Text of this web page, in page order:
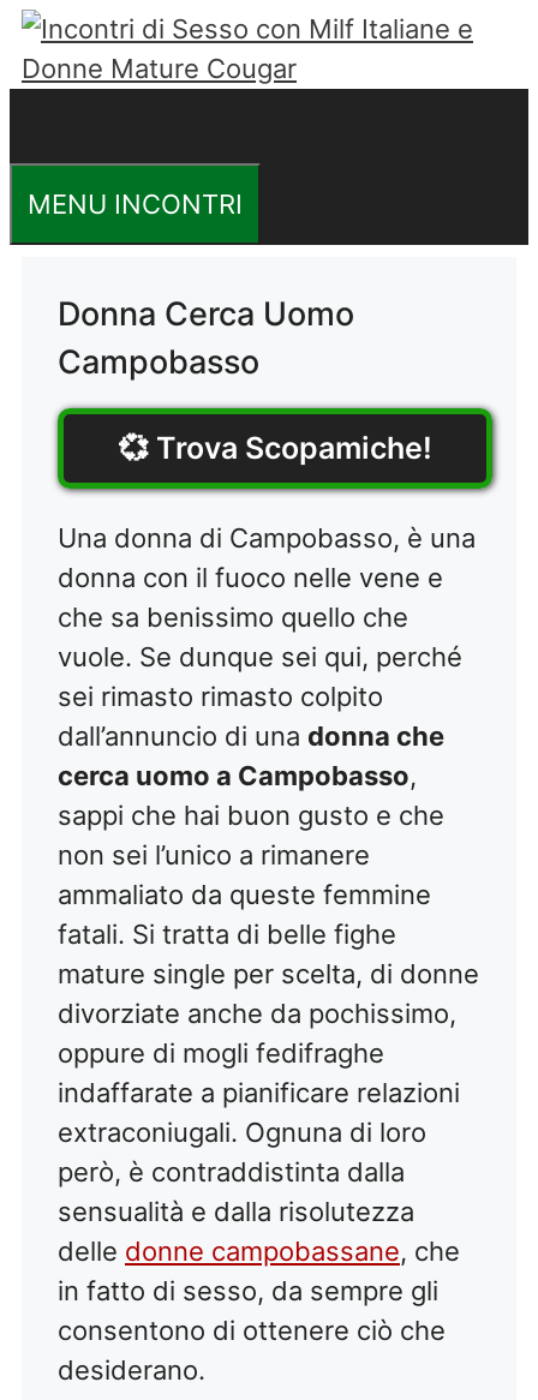
Vai
al
MENU INCONTRI
Donna Cerca Uomo
Campobasso
💞 Trova Scopamiche!
Una donna di Campobasso, è una
donna con il fuoco nelle vene e
che sa benissimo quello che
vuole. Se dunque sei qui, perché
sei rimasto rimasto colpito
dall’annuncio di una donna che
cerca uomo a Campobasso,
sappi che hai buon gusto e che
non sei l’unico a rimanere
ammaliato da queste femmine
fatali. Si tratta di belle fighe
mature single per scelta, di donne
divorziate anche da pochissimo,
oppure di mogli fedifraghe
indaffarate a pianificare relazioni
extraconiugali. Ognuna di loro
però, è contraddistinta dalla
sensualità e dalla risolutezza
delle donne campobassane, che
in fatto di sesso, da sempre gli
consentono di ottenere ciò che
desiderano.